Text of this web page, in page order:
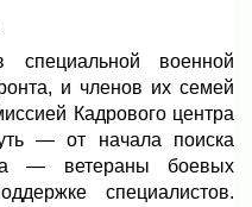
специальной военной
и членов их семей
Кадрового центра
— от начала поиска
— ветераны боевых
специалистов.